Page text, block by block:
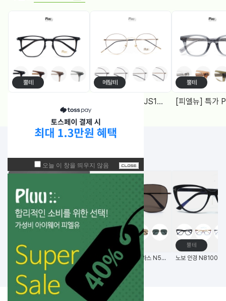
뿔테 메탈테
[피엘유] 특가 PJS1988 (50) 메탈원형, 블루라이트 차단렌즈 2Color
뿔테
고글
비츠로만 14G초경량 편광 변색 스포츠고글 (한국생산) 노보 선글라스 N5006 58사이즈 메탈 사각 선글라스
뿔테